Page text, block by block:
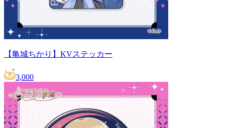
【亀城ちかり】KVステッカー
3,000